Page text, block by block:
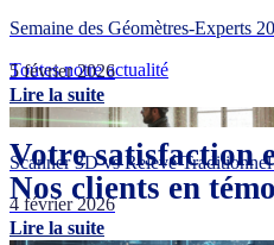
Semaine des Géomètres-Experts
5 février 2026
Lire la suite
Scanner 3D vs Relevé
4 février 2026
Lire la suite
Toutes notre actualité
Votre satisfaction
Nos clients en